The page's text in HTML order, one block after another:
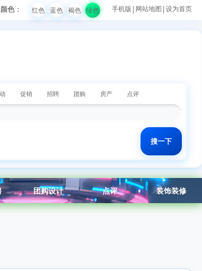
手机版 | 网站地图 |设为首页
红色 蓝色 褐色 绿色
色：
促销 招聘 团购 房产 点评
团购设计 点评 装饰装修